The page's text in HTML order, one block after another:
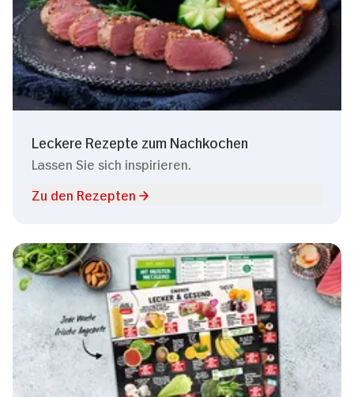
Leckere Rezepte zum Nachkochen
Lassen Sie sich inspirieren.
Zu den Rezepten